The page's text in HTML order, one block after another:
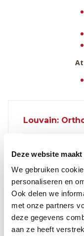
Deze website
We gebruiken
personaliseren en
Ook delen we
met onze partners
deze gegevens
aan ze heeft
Louvain:
Mardi
Mercredi
Vendredi